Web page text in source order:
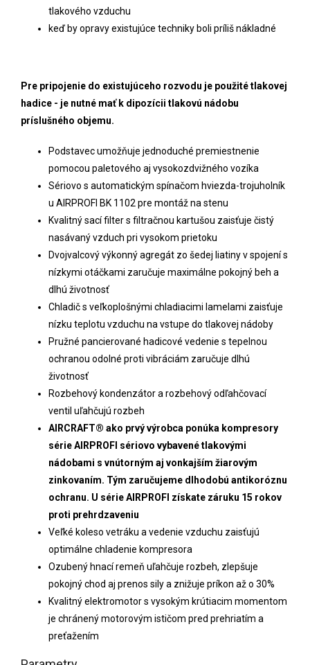
tlakového vzduchu
keď by opravy existujúce techniky boli príliš nákladné
Pre pripojenie do existujúceho rozvodu je použité tlakovej
hadice - je nutné mať k dipozícii tlakovú nádobu
príslušného objemu.
Podstavec umožňuje jednoduché premiestnenie
pomocou paletového aj vysokozdvižného vozíka
Sériovo s automatickým spínačom hviezda-trojuholník
u AIRPROFI BK 1102 pre montáž na stenu
Kvalitný sací filter s filtračnou kartušou zaisťuje čistý
nasávaný vzduch pri vysokom prietoku
Dvojvalcový výkonný agregát zo šedej liatiny v spojení s
nízkymi otáčkami zaručuje maximálne pokojný beh a
dlhú životnosť
Chladič s veľkoplošnými chladiacimi lamelami zaisťuje
nízku teplotu vzduchu na vstupe do tlakovej nádoby
Pružné pancierované hadicové vedenie s tepelnou
ochranou odolné proti vibráciám zaručuje dlhú
životnosť
Rozbehový kondenzátor a rozbehový odľahčovací
ventil uľahčujú rozbeh
AIRCRAFT® ako prvý výrobca ponúka kompresory
série AIRPROFI sériovo vybavené tlakovými
nádobami s vnútorným aj vonkajším žiarovým
zinkovaním. Tým zaručujeme dlhodobú antikoróznu
ochranu. U série AIRPROFI získate záruku 15 rokov
proti prehrdzaveniu
Veľké koleso vetráku a vedenie vzduchu zaisťujú
optimálne chladenie kompresora
Ozubený hnací remeň uľahčuje rozbeh, zlepšuje
pokojný chod aj prenos sily a znižuje príkon až o 30%
Kvalitný elektromotor s vysokým krútiacim momentom
je chránený motorovým ističom pred prehriatím a
preťažením